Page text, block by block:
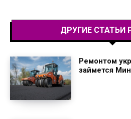
ДРУГИЕ СТАТЬИ
Ремонтом
займется